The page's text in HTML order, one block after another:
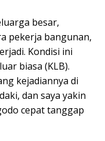
besar,
pekerja bangunan,
Kondisi ini
biasa (KLB).
kejadiannya di
dan saya yakin
cepat tanggap